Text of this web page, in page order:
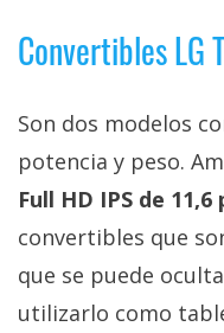
todas las
noticias sobre
móviles,
apps,
informática,
videojuegos,
comparativas,
trucos y
tutoriales.
El Grupo
Convertibles LG
Son dos modelos
potencia y peso.
Full HD IPS de
convertibles que
que se puede
utilizarlo como